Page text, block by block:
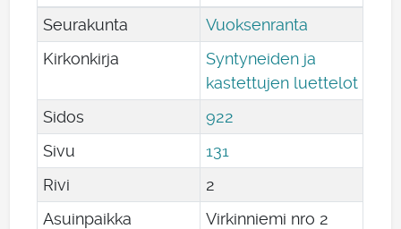
Seurakunta
Vuoksenranta
Kirkonkirja
Syntyneiden ja
kastettujen luettelot
Sidos
922
Sivu
131
Rivi
2
Asuinpaikka
Virkinniemi nro 2